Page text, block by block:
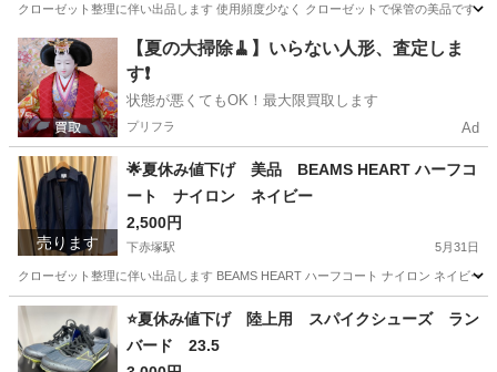
クローゼット整理に伴い出品します 使用頻度少なく クローゼットで保管の美品です
東京 板橋区 下赤塚駅 スポーツウェア
【夏の大掃除🧹】いらない人形、査定しま
す❗️
状態が悪くてもOK！最大限買取します
プリフラ Ad
売ります
🌟夏休み値下げ 美品 BEAMS HEART ハーフコ
ート ナイロン ネイビー
2,500円
下赤塚駅 5月31日
クローゼット整理に伴い出品します BEAMS HEART ハーフコート ナイロン ネイビ
東京 板橋区 下赤塚駅 コート BEAMS
⭐️夏休み値下げ 陸上用 スパイクシューズ ラン
バード 23.5